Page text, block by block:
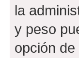
la
y peso
opción